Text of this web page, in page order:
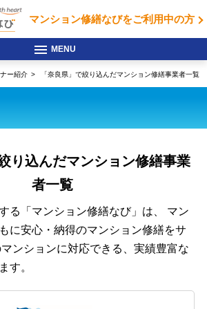
マンション修繕なびをご利用中の方
ー紹介 「奈良県」で絞り込んだマンション修繕事業者一覧
り込んだマンション修繕事業
者一覧
る「マンション修繕なび」は、
マン
に安心・納得のマンション修繕をサ
ンションに対応できる、実績豊富な
す。